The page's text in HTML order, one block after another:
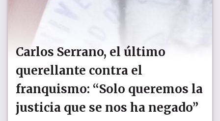
Carlos Serrano, el último
querellante contra el
franquismo: “Solo queremos la
justicia que se nos ha negado”